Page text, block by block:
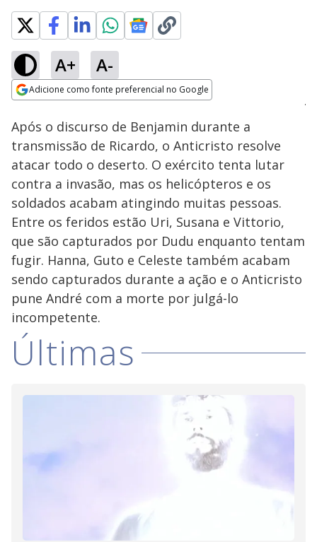
A+ A-
Adicione como fonte preferencial no Google
Ativar
Loaded:
16.86%
Após o discurso de Benjamin durante a
transmissão de Ricardo, o Anticristo resolve
atacar todo o deserto. O exército tenta lutar
contra a invasão, mas os helicópteros e os
soldados acabam atingindo muitas pessoas.
Entre os feridos estão Uri, Susana e Vittorio,
que são capturados por Dudu enquanto tentam
fugir. Hanna, Guto e Celeste também acabam
sendo capturados durante a ação e o Anticristo
pune André com a morte por julgá-lo
incompetente.
Últimas